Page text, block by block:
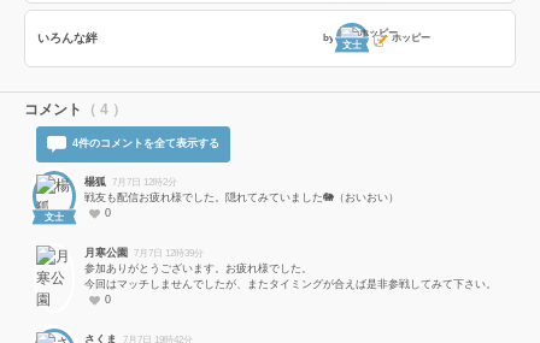
いろんな絆 by
文士
ホッピー
コメント （ 4 ）
4件のコメントを全て表示する
文士
楊狐 7月7日 12時2分
戦友も配信お疲れ様でした。隠れてみていました🐘（おいおい）
0
月寒公園 7月7日 12時39分
参加ありがとうございます。お疲れ様でした。
今回はマッチしませんでしたが、またタイミングが合えば是非参戦してみて下さい。
0
さくま 7月7日 19時42分